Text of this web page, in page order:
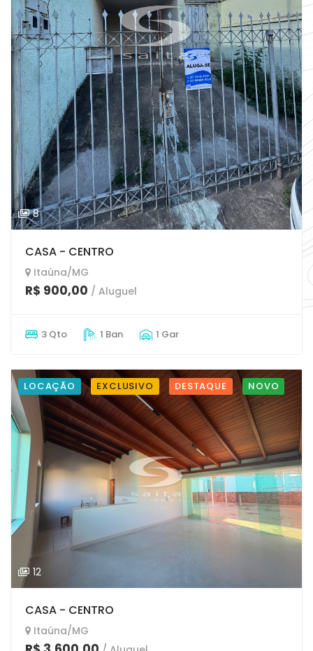
8
CASA - CENTRO
Itaúna/MG
R$ 900,00 / Aluguel
3 Qto 1 Ban 1 Gar
LOCAÇÃO EXCLUSIVO DESTAQUE NOVO
12
CASA - CENTRO
Itaúna/MG